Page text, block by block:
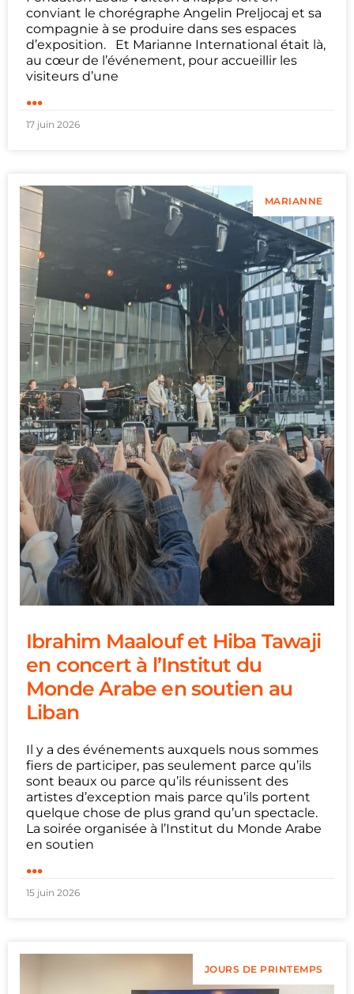
conviant le chorégraphe Angelin Preljocaj et sa
compagnie à se produire dans ses espaces
d’exposition. Et Marianne International était là,
au cœur de l’événement, pour accueillir les
visiteurs d’une
...
17 juin 2026
MARIANNE
Ibrahim Maalouf et Hiba Tawaji
en concert à l’Institut du
Monde Arabe en soutien au
Liban
Il y a des événements auxquels nous sommes
fiers de participer, pas seulement parce qu’ils
sont beaux ou parce qu’ils réunissent des
artistes d’exception mais parce qu’ils portent
quelque chose de plus grand qu’un spectacle.
La soirée organisée à l’Institut du Monde Arabe
en soutien
...
15 juin 2026
JOURS DE PRINTEMPS